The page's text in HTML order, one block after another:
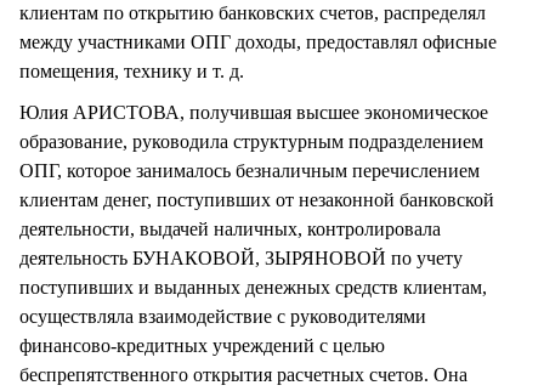
клиентам по открытию банковских счетов, распределял
между участниками ОПГ доходы, предоставлял офисные
помещения, технику и т. д.
Юлия АРИСТОВА, получившая высшее экономическое
образование, руководила структурным подразделением
ОПГ, которое занималось безналичным перечислением
клиентам денег, поступивших от незаконной банковской
деятельности, выдачей наличных, контролировала
деятельность БУНАКОВОЙ, ЗЫРЯНОВОЙ по учету
поступивших и выданных денежных средств клиентам,
осуществляла взаимодействие с руководителями
финансово-кредитных учреждений с целью
беспрепятственного открытия расчетных счетов. Она